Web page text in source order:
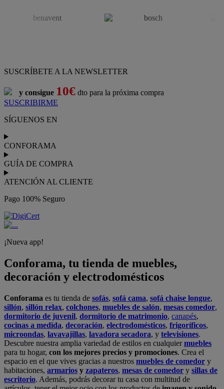
SUSCRÍBETE A LA NEWSLETTER
y consigue 10€ dto para la próxima compra
SUSCRIBIRME
SÍGUENOS EN
CONFORAMA
GUÍA DE COMPRA
ATENCIÓN AL CLIENTE
Pago 100% Seguro
¡Nueva app!
Conforama, tu tienda de muebles,
decoración y electrodomésticos
Conforama es tu tienda de sofás, sofá cama, sofá chaise longue,
sillón, sillón relax, colchones, muebles de salón, mesas comedor,
dormitorio de juvenil, dormitorio de matrimonio, canapés,
cocinas a medida, decoración, electrodomésticos, frigoríficos,
microondas, lavavajillas, lavadora secadora, y televisiones.
Descubre nuestra amplia variedad de estilos en cualquiermuebles
para tu hogar, con los mejores precios y promociones. Crea el
espacio en el que vives gracias a nuestros muebles de comedor y
habitaciones, armarios y zapateros, mesas de comedor y sillas de
escritorio. Además, podrás decorar tu casa con multitud de